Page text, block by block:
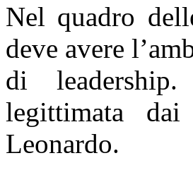
Nel quadro
deve avere
di leadership.
legittimata
Leonardo.